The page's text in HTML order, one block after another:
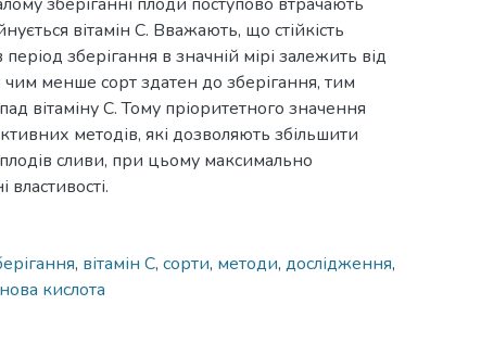
вітамін С. Вважають, що стійкість
зберігання в значній мірі залежить від
чим менше сорт здатен до зберігання, тим
вітаміну С. Тому пріоритетного значення
методів, які дозволяють збільшити
плодів сливи, при цьому максимально
, вітамін С, сорти, методи, дослідження,
кислота